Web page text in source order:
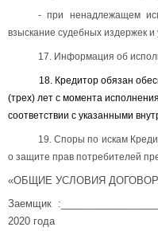
- при ненадлежащем
взыскание судебных издержек и
17. Информация об
18. Кредитор обязан
(трех) лет с момента
соответствии с указанными
19. Споры по искам
о защите прав потребителей
«ОБЩИЕ УСЛОВИЯ
Заемщик :
2020 года